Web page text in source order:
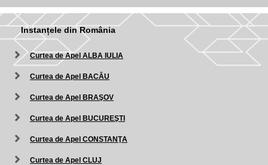
Instanțele din România
Curtea de Apel ALBA IULIA
Curtea de Apel BACĂU
Curtea de Apel BRAŞOV
Curtea de Apel BUCUREŞTI
Curtea de Apel CONSTANŢA
Curtea de Apel CLUJ